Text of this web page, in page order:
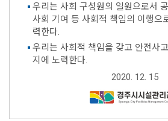
우리는 사회 구성원의 일원으로서
사회 기여 등 사회적 책임의 이행으
력한다.
우리는 사회적 책임을 갖고 안전사
지에 노력한다.
2020. 12. 15